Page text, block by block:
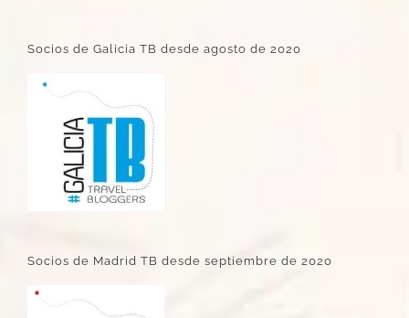
Socios de Galicia TB desde agosto de 2020
Socios de Madrid TB desde septiembre de 2020